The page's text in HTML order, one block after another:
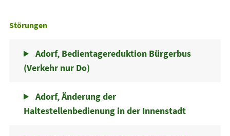
Störungen
Adorf, Bedientagereduktion Bürgerbus
(Verkehr nur Do)
Adorf, Änderung der
Haltestellenbedienung in der Innenstadt